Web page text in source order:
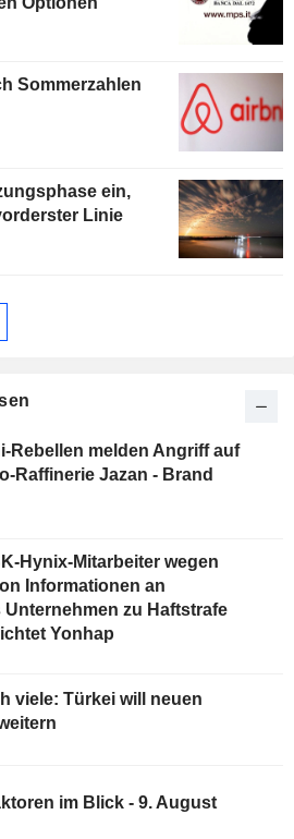
Sommerzahlen
ein,
Linie
Rebellen melden Angriff auf
Raffinerie Jazan - Brand
Hynix-Mitarbeiter wegen
Informationen an
zu Haftstrafe
Yonhap
viele: Türkei will neuen
im Blick - 9. August